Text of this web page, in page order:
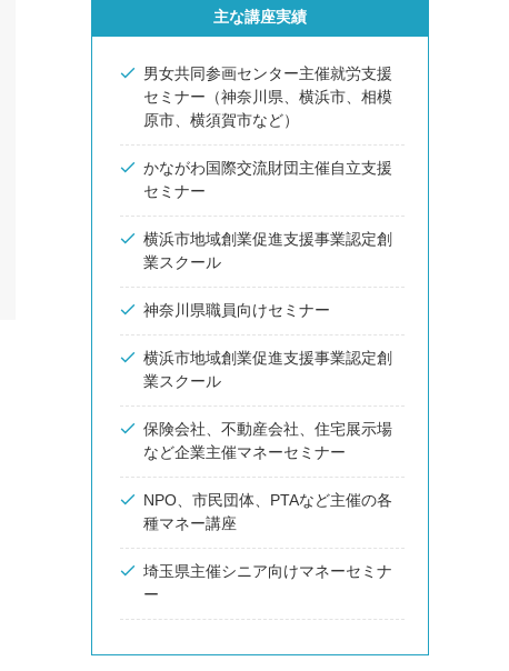
主な講座実績
男女共同参画センター主催就労支援
セミナー（神奈川県、横浜市、相模
原市、横須賀市など）
かながわ国際交流財団主催自立支援
セミナー
横浜市地域創業促進支援事業認定創
業スクール
神奈川県職員向けセミナー
横浜市地域創業促進支援事業認定創
業スクール
保険会社、不動産会社、住宅展示場
など企業主催マネーセミナー
NPO、市民団体、PTAなど主催の各
種マネー講座
埼玉県主催シニア向けマネーセミナ
ー